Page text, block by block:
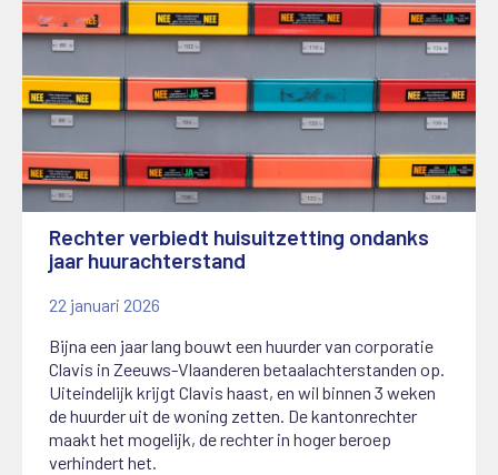
Rechter verbiedt huisuitzetting ondanks
jaar huurachterstand
22 januari 2026
Bijna een jaar lang bouwt een huurder van corporatie
Clavis in Zeeuws-Vlaanderen betaalachterstanden op.
Uiteindelijk krijgt Clavis haast, en wil binnen 3 weken
de huurder uit de woning zetten. De kantonrechter
maakt het mogelijk, de rechter in hoger beroep
verhindert het.